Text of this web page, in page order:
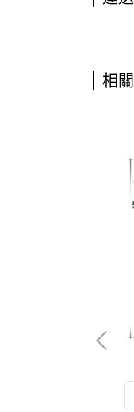
相